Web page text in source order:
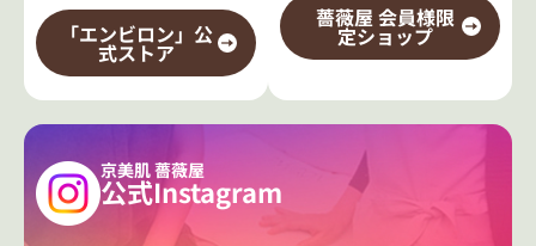
「エンビロン」公
式ストア
薔薇屋 会員様限
定ショップ
京美肌 薔薇屋
公式Instagram